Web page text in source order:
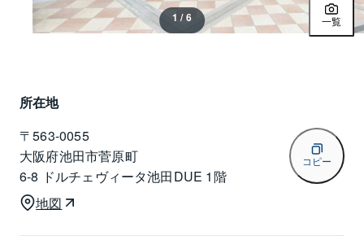
1 / 6 一覧
所在地
〒563-0055
大阪府池田市菅原町
6-8 ドルチェヴィータ池田DUE 1階
コピー
地図